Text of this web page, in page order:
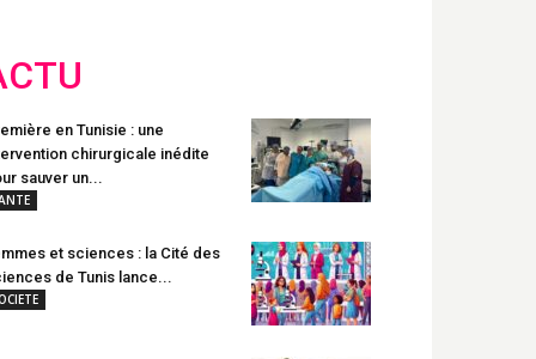
en Tunisie : une
chirurgicale inédite
sauver un...
et sciences : la Cité des
de Tunis lance...